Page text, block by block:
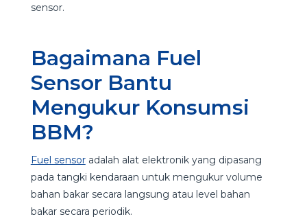
sensor.
Bagaimana Fuel
Sensor Bantu
Mengukur Konsumsi
BBM?
Fuel sensoradalah alat elektronik yang dipasang
pada tangki kendaraan untuk mengukur volume
bahan bakar secara langsung atau level bahan
bakar secara periodik.